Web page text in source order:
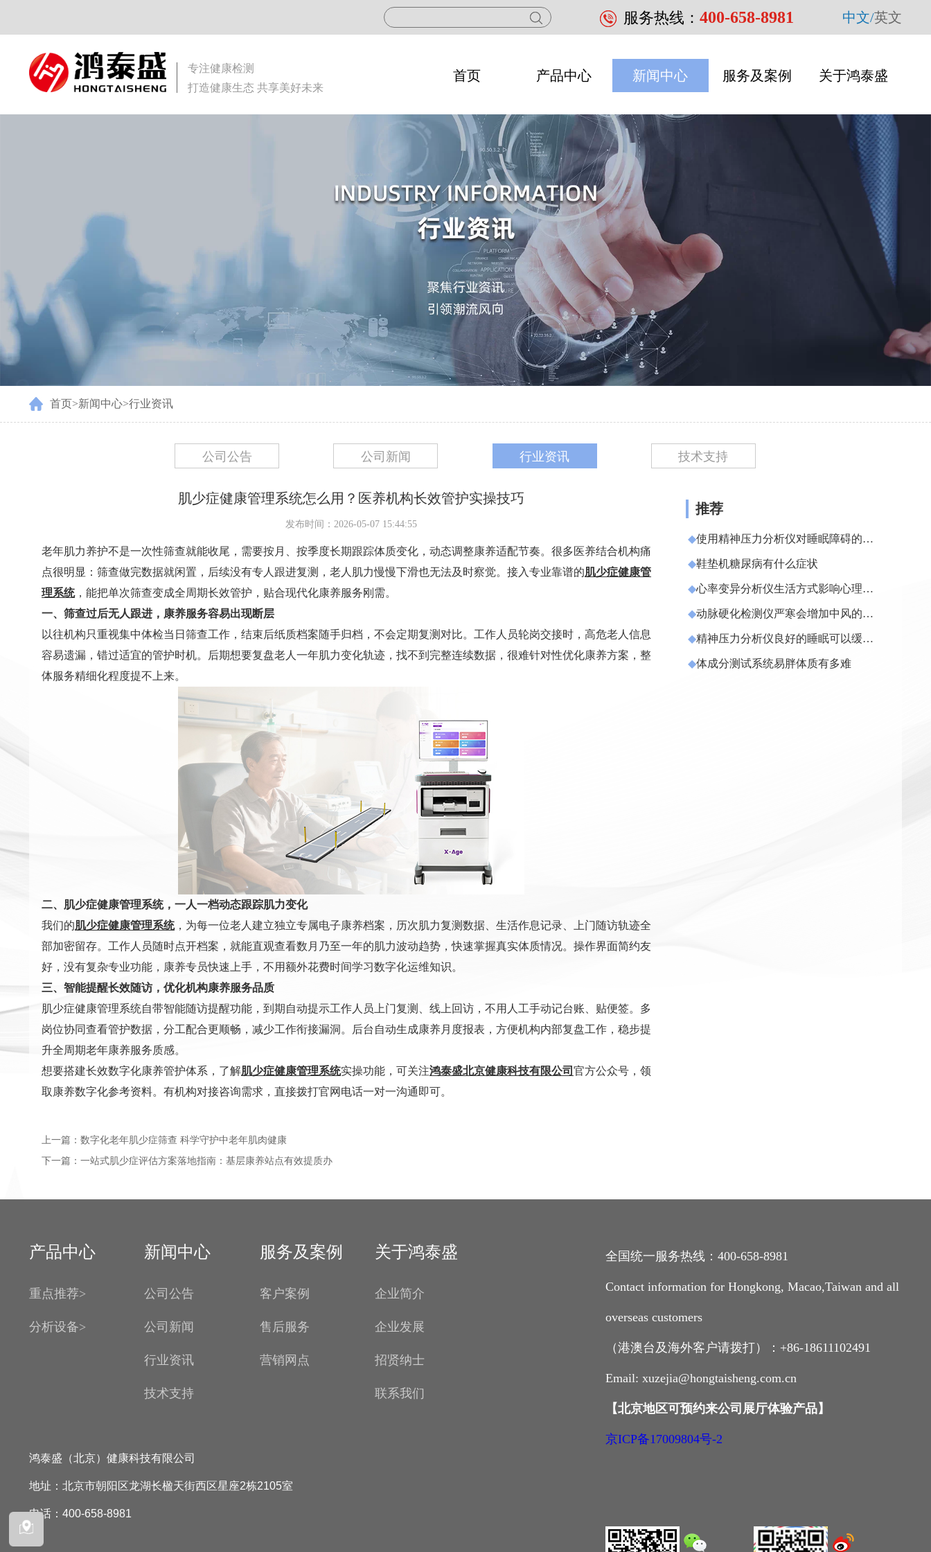
中文/英文
服务热线： 400-658-8981
专注健康检测
打造健康生态 共享美好未来
首页 产品中心 新闻中心 服务及案例 关于鸿泰盛
首页>新闻中心>行业资讯
公司公告 公司新闻 行业资讯 技术支持
肌少症健康管理系统怎么用？医养机构长效管护实操技巧
发布时间：2026-05-07 15:44:55
老年肌力养护不是一次性筛查就能收尾，需要按月、按季度长期跟踪体质变化，动态调整康养适配节奏。很多医养结合机构痛
点很明显：筛查做完数据就闲置，后续没有专人跟进复测，老人肌力慢慢下滑也无法及时察觉。接入专业靠谱的肌少症健康管
理系统，能把单次筛查变成全周期长效管护，贴合现代化康养服务刚需。
一、筛查过后无人跟进，康养服务容易出现断层
以往机构只重视集中体检当日筛查工作，结束后纸质档案随手归档，不会定期复测对比。工作人员轮岗交接时，高危老人信息
容易遗漏，错过适宜的管护时机。后期想要复盘老人一年肌力变化轨迹，找不到完整连续数据，很难针对性优化康养方案，整
体服务精细化程度提不上来。
二、肌少症健康管理系统，一人一档动态跟踪肌力变化
我们的肌少症健康管理系统，为每一位老人建立独立专属电子康养档案，历次肌力复测数据、生活作息记录、上门随访轨迹全
部加密留存。工作人员随时点开档案，就能直观查看数月乃至一年的肌力波动趋势，快速掌握真实体质情况。操作界面简约友
好，没有复杂专业功能，康养专员快速上手，不用额外花费时间学习数字化运维知识。
三、智能提醒长效随访，优化机构康养服务品质
肌少症健康管理系统自带智能随访提醒功能，到期自动提示工作人员上门复测、线上回访，不用人工手动记台账、贴便签。多
岗位协同查看管护数据，分工配合更顺畅，减少工作衔接漏洞。后台自动生成康养月度报表，方便机构内部复盘工作，稳步提
升全周期老年康养服务质感。
想要搭建长效数字化康养管护体系，了解肌少症健康管理系统实操功能，可关注鸿泰盛北京健康科技有限公司官方公众号，领
取康养数字化参考资料。有机构对接咨询需求，直接拨打官网电话一对一沟通即可。
上一篇：数字化老年肌少症筛查 科学守护中老年肌肉健康
下一篇：一站式肌少症评估方案落地指南：基层康养站点有效提质办
推荐
◆使用精神压力分析仪对睡眠障碍的评
◆​鞋垫机糖尿病有什么症状
◆心率变异分析仪生活方式影响心理健
◆动脉硬化检测仪严寒会增加中风的发
◆精神压力分析仪良好的睡眠可以缓解
◆体成分测试系统易胖体质有多难
产品中心
重点推荐>
分析设备>
新闻中心
公司公告
公司新闻
行业资讯
技术支持
服务及案例
客户案例
售后服务
营销网点
关于鸿泰盛
企业简介
企业发展
招贤纳士
联系我们
鸿泰盛（北京）健康科技有限公司
地址：北京市朝阳区龙湖长楹天街西区星座2栋2105室
电话：400-658-8981
全国统一服务热线：400-658-8981
Contact information for Hongkong, Macao,Taiwan and all
overseas customers
（港澳台及海外客户请拨打）：+86-18611102491
Email: xuzejia@hongtaisheng.com.cn
【北京地区可预约来公司展厅体验产品】
京ICP备17009804号-2